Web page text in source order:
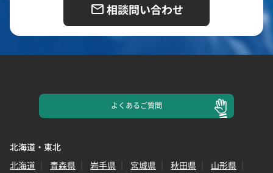
相談問い合わせ
よくあるご質問
北海道・東北
北海道
青森県 岩手県 宮城県 秋田県
山形県